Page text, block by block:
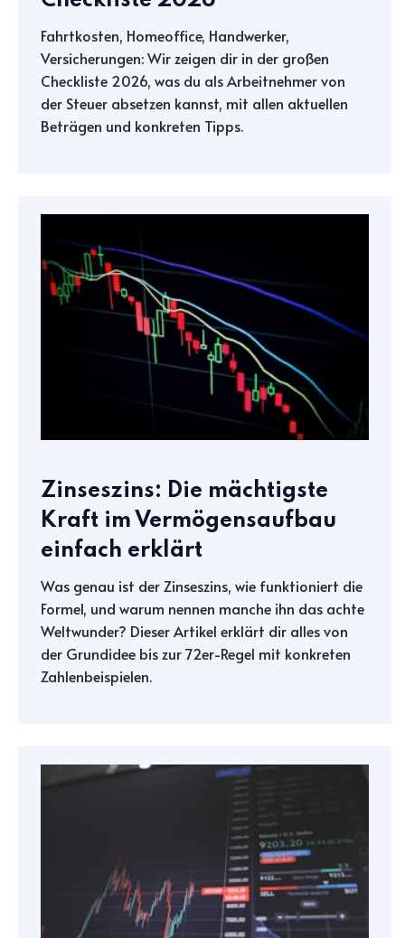
Fahrtkosten, Homeoffice, Handwerker,
Versicherungen: Wir zeigen dir in der großen
Checkliste 2026, was du als Arbeitnehmer von
der Steuer absetzen kannst, mit allen aktuellen
Beträgen und konkreten Tipps.
Zinseszins: Die mächtigste
Kraft im Vermögensaufbau
einfach erklärt
Was genau ist der Zinseszins, wie funktioniert die
Formel, und warum nennen manche ihn das achte
Weltwunder? Dieser Artikel erklärt dir alles von
der Grundidee bis zur 72er-Regel mit konkreten
Zahlenbeispielen.